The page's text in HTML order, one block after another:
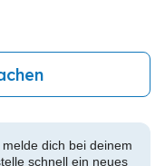
dich bei deinem
schnell ein neues